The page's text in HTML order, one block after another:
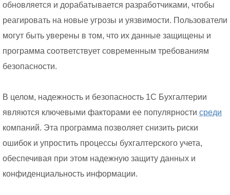
обновляется и дорабатывается разработчиками, чтобы
реагировать на новые угрозы и уязвимости. Пользователи
могут быть уверены в том, что их данные защищены и
программа соответствует современным требованиям
безопасности.
В целом, надежность и безопасность 1С Бухгалтерии
являются ключевыми факторами ее популярности среди
компаний. Эта программа позволяет снизить риски
ошибок и упростить процессы бухгалтерского учета,
обеспечивая при этом надежную защиту данных и
конфиденциальность информации.